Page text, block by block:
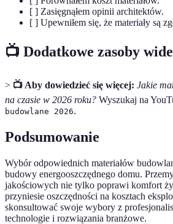
[ ] Zasięgnąłem opinii architektów.
[ ] Upewniłem się, że materiały są
📺 Dodatkowe zasoby
> 📺 Aby dowiedzieć się więcej: Jakie
na czasie w 2026 roku? Wyszukaj na
budowlane 2026.
Podsumowanie
Wybór odpowiednich materiałów
budowy energooszczędnego domu.
jakościowych nie tylko poprawi komfort
przyniesie oszczędności na kosztach
skonsultować swoje wybory z
technologie i rozwiązania branżowe.